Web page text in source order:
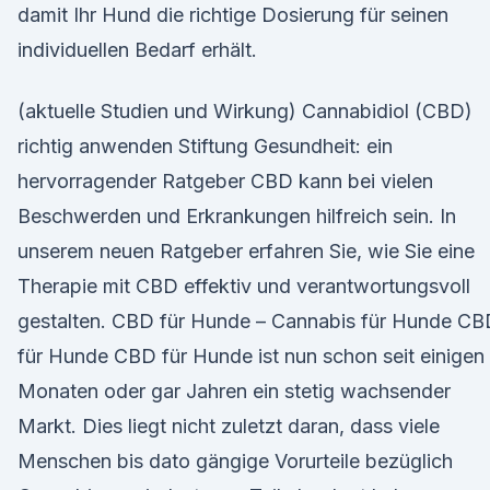
damit Ihr Hund die richtige Dosierung für seinen
individuellen Bedarf erhält.
(aktuelle Studien und Wirkung) Cannabidiol (CBD)
richtig anwenden Stiftung Gesundheit: ein
hervorragender Ratgeber CBD kann bei vielen
Beschwerden und Erkrankungen hilfreich sein. In
unserem neuen Ratgeber erfahren Sie, wie Sie eine
Therapie mit CBD effektiv und verantwortungsvoll
gestalten. CBD für Hunde – Cannabis für Hunde
für Hunde CBD für Hunde ist nun schon seit einigen
Monaten oder gar Jahren ein stetig wachsender
Markt. Dies liegt nicht zuletzt daran, dass viele
Menschen bis dato gängige Vorurteile bezüglich